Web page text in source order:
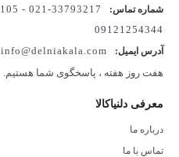
شماره تماس:
09121254344
آدرس ایمیل:
info@delniakala.com
هفت روز هفته ، پاسخگوی شما هستیم.
معرفی دلنیاکالا
درباره ما
تماس با ما